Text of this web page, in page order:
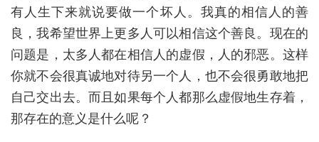
有人生下来就说要做一个坏人。我真的相信人的善
良，我希望世界上更多人可以相信这个善良。现在的
问题是，太多人都在相信人的虚假，人的邪恶。这样
你就不会很真诚地对待另一个人，也不会很勇敢地把
自己交出去。而且如果每个人都那么虚假地生存着，
那存在的意义是什么呢？